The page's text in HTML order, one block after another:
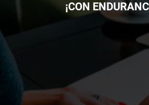
¡CON